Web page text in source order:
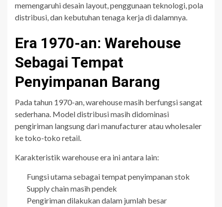
memengaruhi desain layout, penggunaan teknologi, pola
distribusi, dan kebutuhan tenaga kerja di dalamnya.
Era 1970-an: Warehouse
Sebagai Tempat
Penyimpanan Barang
Pada tahun 1970-an, warehouse masih berfungsi sangat
sederhana. Model distribusi masih didominasi
pengiriman langsung dari manufacturer atau wholesaler
ke toko-toko retail.
Karakteristik warehouse era ini antara lain:
Fungsi utama sebagai tempat penyimpanan stok
Supply chain masih pendek
Pengiriman dilakukan dalam jumlah besar